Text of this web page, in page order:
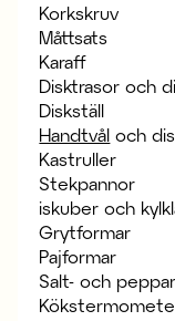
Korkskruv
Måttsats
Karaff
Disktrasor och
Diskställ
Handtvål och
Kastruller
Stekpannor
iskuber och
Grytformar
Pajformar
Salt- och